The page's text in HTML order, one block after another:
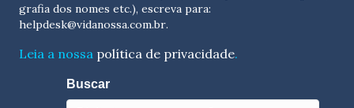
helpdesk@vidanossa.com.br.
Leia a nossa política de privacidade.
Buscar